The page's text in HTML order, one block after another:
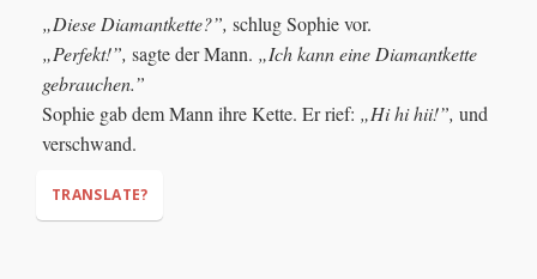
"And what do I get for this?"
„Diese Diamantkette?”, schlug Sophie vor.
„Perfekt!”, sagte der Mann. „Ich kann eine Diamantkette
gebrauchen.”
Sophie gab dem Mann ihre Kette. Er rief: „Hi hi hii!”, und
verschwand.
TRANSLATE?